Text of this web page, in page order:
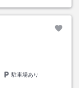
駐車場あり